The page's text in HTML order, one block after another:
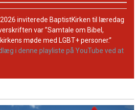
inviterede BaptistKirken til læredag
var ”Samtale om Bibel,
møde med LGBT+ personer.”
i denne playliste på YouTube ved at